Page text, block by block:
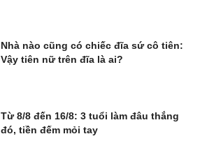
Nhà nào cũng có chiếc đĩa sứ cô tiên:
Vậy tiên nữ trên đĩa là ai?
Từ 8/8 đến 16/8: 3 tuổi làm đâu thắng
đó, tiền đếm mỏi tay